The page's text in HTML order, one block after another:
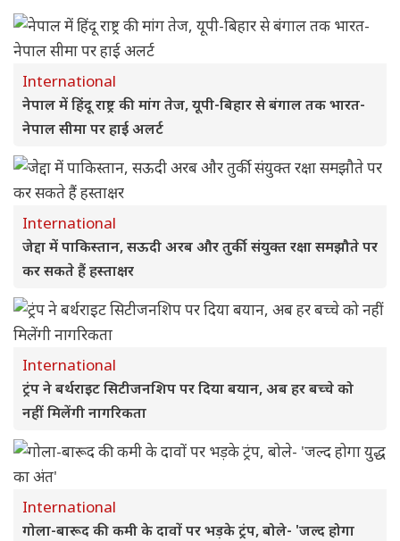
International
नेपाल में हिंदू राष्ट्र की मांग तेज, यूपी-बिहार से बंगाल तक भारत-
नेपाल सीमा पर हाई अलर्ट
International
जेद्दा में पाकिस्तान, सऊदी अरब और तुर्की संयुक्त रक्षा समझौते पर
कर सकते हैं हस्ताक्षर
International
ट्रंप ने बर्थराइट सिटीजनशिप पर दिया बयान, अब हर बच्चे को
नहीं मिलेंगी नागरिकता
International
गोला-बारूद की कमी के दावों पर भड़के ट्रंप, बोले- 'जल्द होगा